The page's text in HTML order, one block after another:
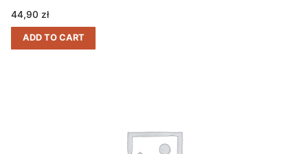
44,90 zł
ADD TO CART